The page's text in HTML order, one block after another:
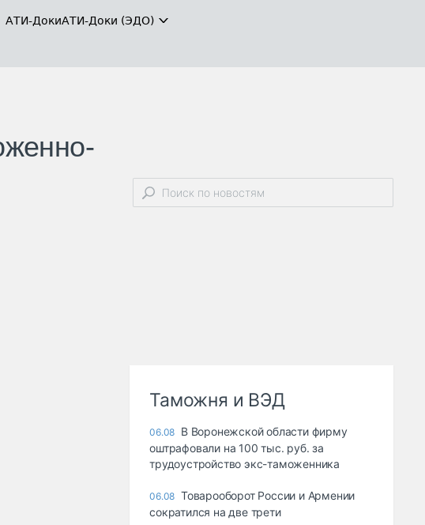
АТИ-ДокиАТИ-Доки (ЭДО)
Таможня и ВЭД
06.08 В Воронежской области фирму
оштрафовали на 100 тыс. руб. за
трудоустройство экс-таможенника
06.08 Товарооборот России и Армении
сократился на две трети